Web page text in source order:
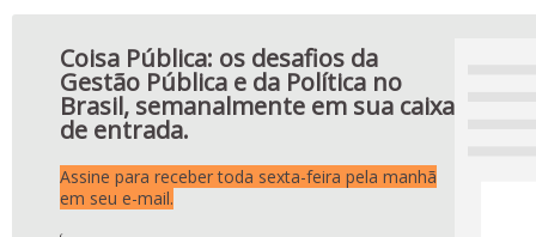
Coisa Pública: os desafios da
Gestão Pública e da Política no
Brasil, semanalmente em sua caixa
de entrada.
Assine para receber toda sexta-feira pela manhã
em seu e-mail.